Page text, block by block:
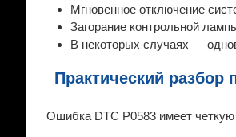
Мгновенное отключение
Загорание контрольной
В некоторых случаях —
Практический разбор
Ошибка DTC P0583 имеет